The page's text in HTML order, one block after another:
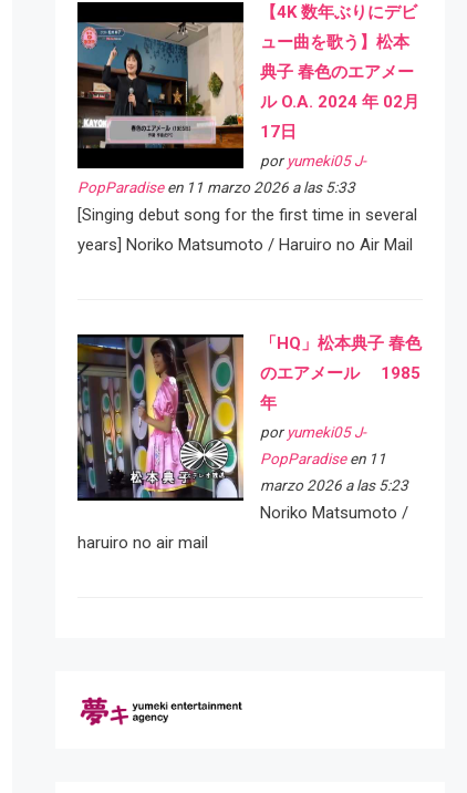
【4K 数年ぶりにデビ
ュー曲を歌う】松本
典子 春色のエアメー
ル O.A. 2024 年 02月
17日
por yumeki05 J-
PopParadiseen 11 marzo 2026 a las 5:33
[Singing debut song for the first time in several
years] Noriko Matsumoto / Haruiro no Air Mail
「HQ」松本典子 春色
のエアメール 1985
年
por yumeki05 J-
PopParadiseen 11
marzo 2026 a las 5:23
Noriko Matsumoto /
haruiro no air mail